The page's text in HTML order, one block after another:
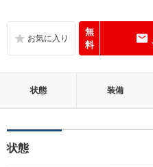
無
料
状態 装備
状態